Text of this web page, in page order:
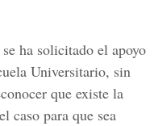
ha solicitado el apoyo
Universitario, sin
que existe la
caso para que sea